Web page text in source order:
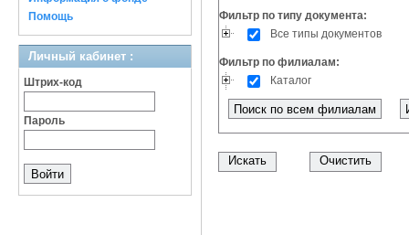
Помощь
Личный кабинет :
Штрих-код
Пароль
Фильтр по типу документа:
Все типы документов
Фильтр по филиалам:
Каталог
Поиск по всем филиалам